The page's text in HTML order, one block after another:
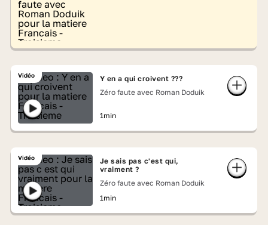
Vidéo
Y en a qui croivent ???
Zéro faute avec Roman Doduik
1min
Vidéo
Je sais pas c'est qui,
vraiment ?
Zéro faute avec Roman Doduik
1min